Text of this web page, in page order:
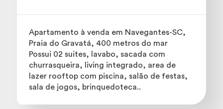
Apartamento à venda em Navegantes-SC,
Praia do Gravatá, 400 metros do mar
Possui 02 suites, lavabo, sacada com
churrasqueira, living integrado, area de
lazer rooftop com piscina, salão de festas,
sala de jogos, brinquedoteca..